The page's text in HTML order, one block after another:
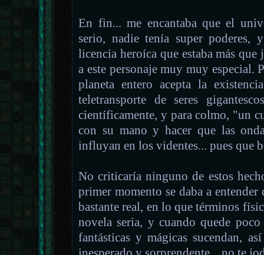
En fin... me encantaba que el
serio, nadie tenía super poderes,
licencia heroíca que estaba más
a este personaje muy muy especial.
planeta entero acepta la
teletransporte de seres
científicamente, y para colmo, "un
con su mano y hacer que las
influyan en los videntes... pues que
No criticaría ninguno de estos
primer momento se daba a
bastante real, en lo que términos
novela seria, y cuando quede
fantásticas y mágicas sucendan,